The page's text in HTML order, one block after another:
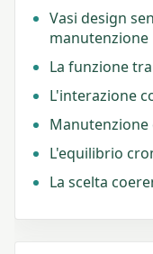
Vasi design
manutenzione
La funzione
L'interazione
Manutenzione
L'equilibrio
La scelta